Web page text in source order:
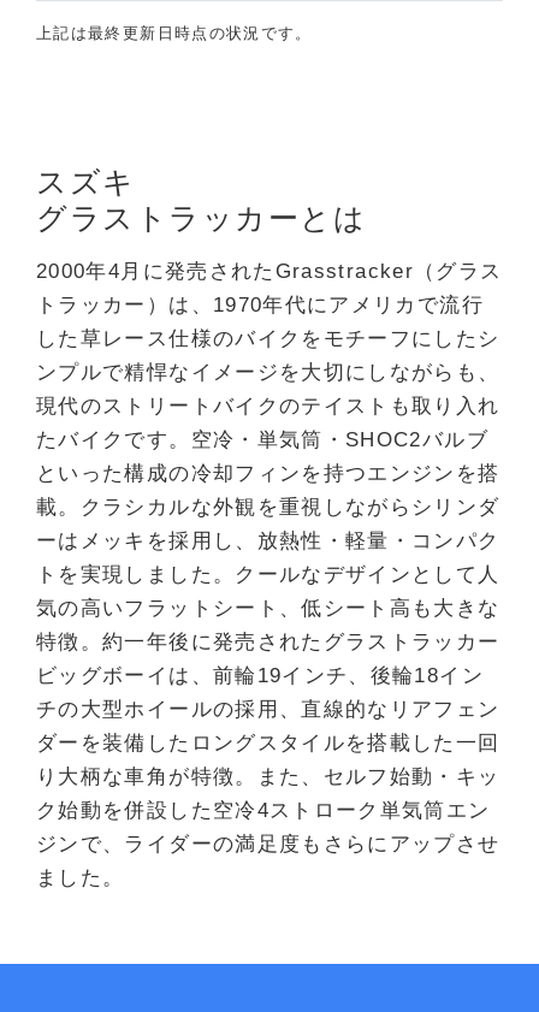
上記は最終更新日時点の状況です。
スズキ
グラストラッカーとは
2000年4月に発売されたGrasstracker（グラス
トラッカー）は、1970年代にアメリカで流行
した草レース仕様のバイクをモチーフにしたシ
ンプルで精悍なイメージを大切にしながらも、
現代のストリートバイクのテイストも取り入れ
たバイクです。空冷・単気筒・SHOC2バルブ
といった構成の冷却フィンを持つエンジンを搭
載。クラシカルな外観を重視しながらシリンダ
ーはメッキを採用し、放熱性・軽量・コンパク
トを実現しました。クールなデザインとして人
気の高いフラットシート、低シート高も大きな
特徴。約一年後に発売されたグラストラッカー
ビッグボーイは、前輪19インチ、後輪18イン
チの大型ホイールの採用、直線的なリアフェン
ダーを装備したロングスタイルを搭載した一回
り大柄な車角が特徴。また、セルフ始動・キッ
ク始動を併設した空冷4ストローク単気筒エン
ジンで、ライダーの満足度もさらにアップさせ
ました。